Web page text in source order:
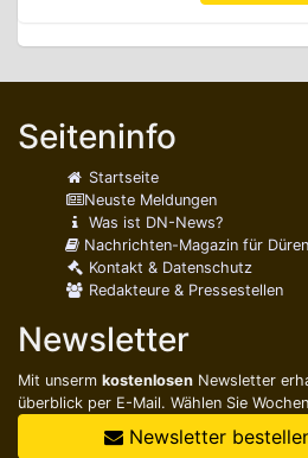
Seiteninfo
Startseite
Neuste Meldungen
Was ist DN-News?
Nachrichten-Magazin für Düren
Kontakt & Datenschutz
Redakteure & Pressestellen
Newsletter
Mit unserm kostenlosen Newsletter
überblick per E-Mail. Wählen Sie
Newsletter